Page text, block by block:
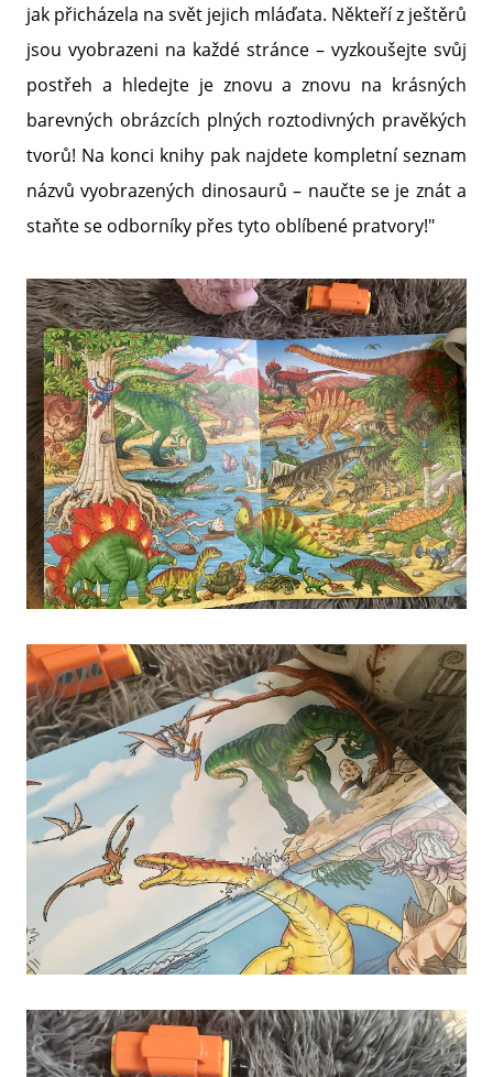
jak přicházela na svět jejich mláďata. Někteří z ještěrů
jsou vyobrazeni na každé stránce – vyzkoušejte svůj
postřeh a hledejte je znovu a znovu na krásných
barevných obrázcích plných roztodivných pravěkých
tvorů! Na konci knihy pak najdete kompletní seznam
názvů vyobrazených dinosaurů – naučte se je znát a
staňte se odborníky přes tyto oblíbené pratvory!"